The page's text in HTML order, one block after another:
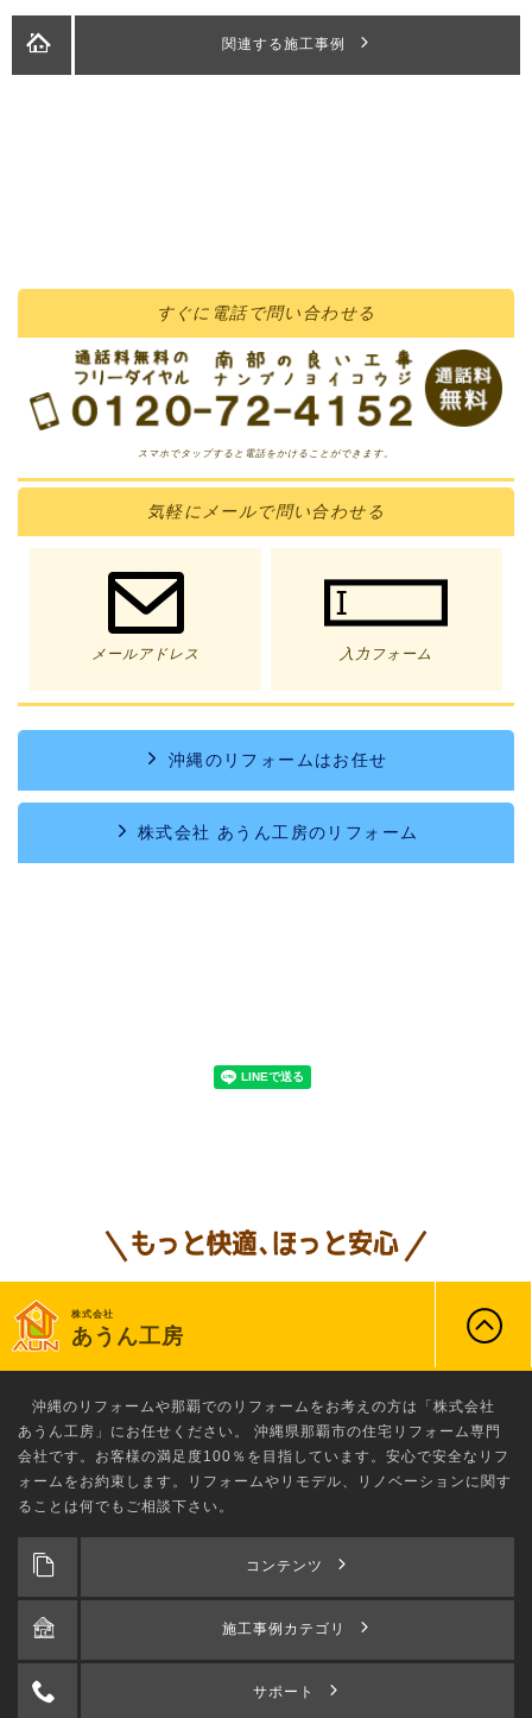
関連する施工事例
すぐに 電話で問い合わせる
スマホでタップすると電話をかけることができます。
気軽にメールで問い合わせる
メールアドレス 入力フォーム
沖縄のリフォームはお任せ
株式会社 あうん工房のリフォーム
株式会社
あうん工房
沖縄のリフォームや那覇でのリフォームをお考えの方は「株式会社
あうん工房」にお任せください。 沖縄県那覇市の住宅リフォーム専門
会社です。お客様の満足度100％を目指しています。安心で安全なリフ
ォームをお約束します。リフォームやリモデル、リノベーションに関す
ることは何でもご相談下さい。
コンテンツ
施工事例カテゴリ
サポート